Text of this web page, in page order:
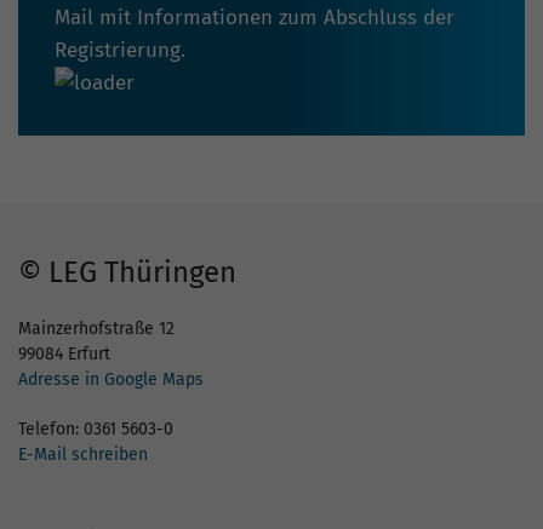
Mail mit Informationen zum Abschluss der
Registrierung.
© LEG Thüringen
Mainzerhofstraße 12
99084 Erfurt
Adresse in Google Maps
Telefon: 0361 5603-0
E-Mail schreiben